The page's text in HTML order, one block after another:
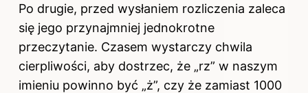
Po drugie, przed wysłaniem rozliczenia zaleca
się jego przynajmniej jednokrotne
przeczytanie. Czasem wystarczy chwila
cierpliwości, aby dostrzec, że „rz” w naszym
imieniu powinno być „ż”, czy że zamiast 1000